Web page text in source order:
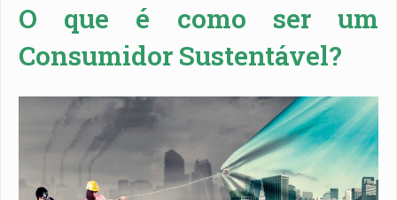
O que é como ser um
Consumidor Sustentável?